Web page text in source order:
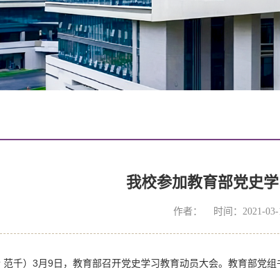
我校参加教育部党史
作者： 时间：2021-
范千）3月9日，教育部召开党史学习教育动员大会。教育部党